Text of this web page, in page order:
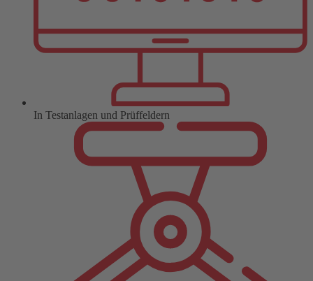
In Testanlagen und Prüffeldern